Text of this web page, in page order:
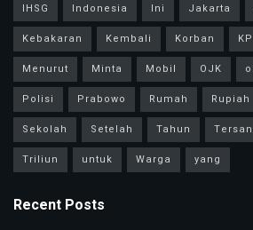
IHSG
Indonesia Ini Jakarta
Kebakaran
Kembali Korban
Menurut
Minta Mobil OJK
Polisi
Prabowo Rumah Rupiah
Sekolah
Setelah Tahun
Triliun
untuk Warga yang
Recent Posts